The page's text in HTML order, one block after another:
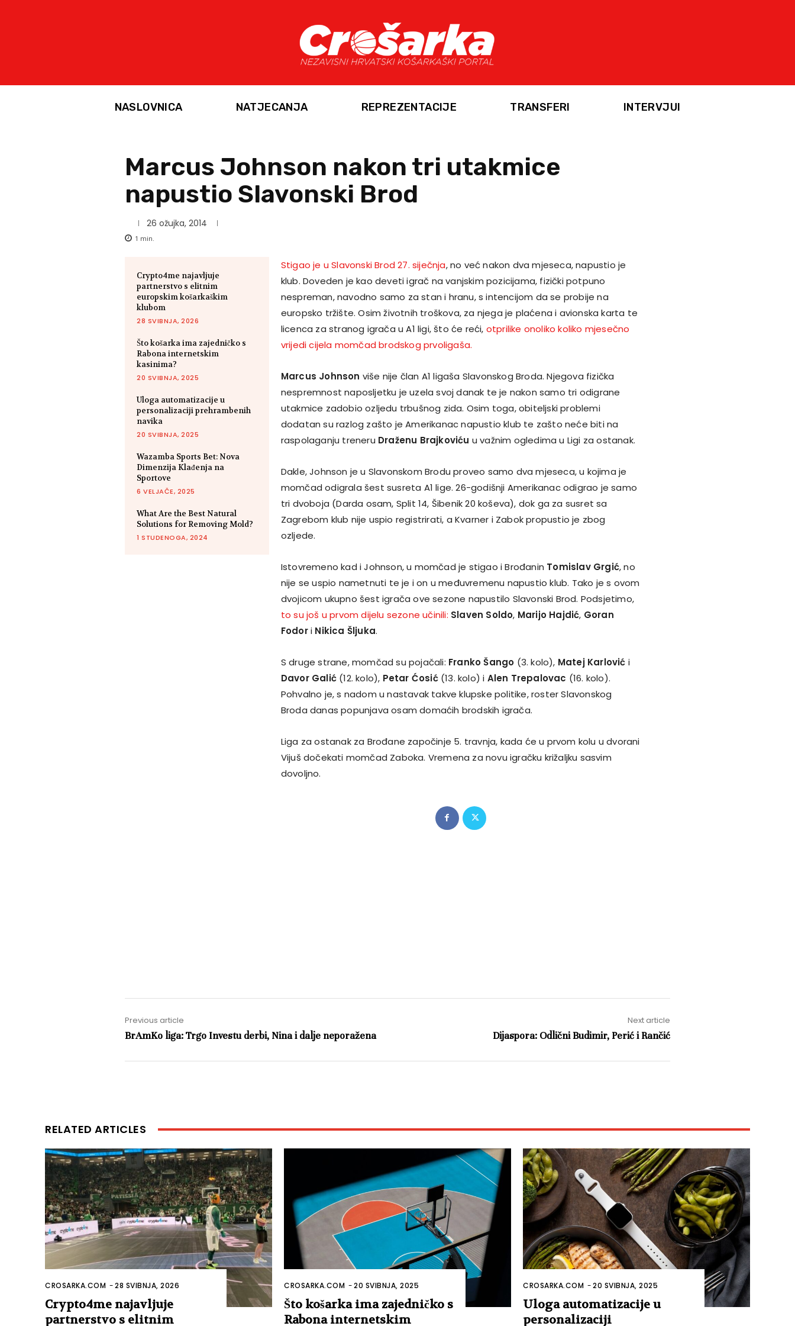
NASLOVNICA NATJECANJA REPREZENTACIJE TRANSFERI INTERVJUI
Marcus Johnson nakon tri utakmice
napustio Slavonski Brod
26 ožujka, 2014
1 min.
Crypto4me najavljuje
partnerstvo s elitnim
europskim košarkaškim
klubom
28 SVIBNJA, 2026
Što košarka ima zajedničko s
Rabona internetskim
kasinima?
20 SVIBNJA, 2025
Uloga automatizacije u
personalizaciji prehrambenih
navika
20 SVIBNJA, 2025
Wazamba Sports Bet: Nova
Dimenzija Klađenja na
Sportove
6 VELJAČE, 2025
What Are the Best Natural
Solutions for Removing Mold?
1 STUDENOGA, 2024
Stigao je u Slavonski Brod 27. siječnja, no već nakon dva mjeseca, napustio je
klub. Doveden je kao deveti igrač na vanjskim pozicijama, fizički potpuno
nespreman, navodno samo za stan i hranu, s intencijom da se probije na
europsko tržište. Osim životnih troškova, za njega je plaćena i avionska karta te
licenca za stranog igrača u A1 ligi, što će reći, otprilike onoliko koliko mjesečno
vrijedi cijela momčad brodskog prvoligaša.
Marcus Johnson više nije član A1 ligaša Slavonskog Broda. Njegova fizička
nespremnost naposljetku je uzela svoj danak te je nakon samo tri odigrane
utakmice zadobio ozljedu trbušnog zida. Osim toga, obiteljski problemi
dodatan su razlog zašto je Amerikanac napustio klub te zašto neće biti na
raspolaganju treneru Draženu Brajkoviću u važnim ogledima u Ligi za ostanak.
Dakle, Johnson je u Slavonskom Brodu proveo samo dva mjeseca, u kojima je
momčad odigrala šest susreta A1 lige. 26-godišnji Amerikanac odigrao je samo
tri dvoboja (Darda osam, Split 14, Šibenik 20 koševa), dok ga za susret sa
Zagrebom klub nije uspio registrirati, a Kvarner i Zabok propustio je zbog
ozljede.
Istovremeno kad i Johnson, u momčad je stigao i Brođanin Tomislav Grgić, no
nije se uspio nametnuti te je i on u međuvremenu napustio klub. Tako je s ovom
dvojicom ukupno šest igrača ove sezone napustilo Slavonski Brod. Podsjetimo,
to su još u prvom dijelu sezone učinili: Slaven Soldo, Marijo Hajdić, Goran
Fodori Nikica Šljuka.
S druge strane, momčad su pojačali: Franko Šango (3. kolo), Matej Karlović i
Davor Galić(12. kolo), Petar Ćosić(13. kolo) i Alen Trepalovac (16. kolo).
Pohvalno je, s nadom u nastavak takve klupske politike, roster Slavonskog
Broda danas popunjava osam domaćih brodskih igrača.
Liga za ostanak za Brođane započinje 5. travnja, kada će u prvom kolu u dvorani
Vijuš dočekati momčad Zaboka. Vremena za novu igračku križaljku sasvim
dovoljno.
Previous article
BrAmKo liga: Trgo Investu derbi, Nina i dalje neporažena
Next article
Dijaspora: Odlični Budimir, Perić i Rančić
RELATED ARTICLES
CROSARKA.COM -28 SVIBNJA, 2026
Crypto4me najavljuje
partnerstvo s elitnim
CROSARKA.COM -20 SVIBNJA, 2025
Što košarka ima zajedničko s
Rabona internetskim
CROSARKA.COM -20 SVIBNJA, 2025
Uloga automatizacije u
personalizaciji